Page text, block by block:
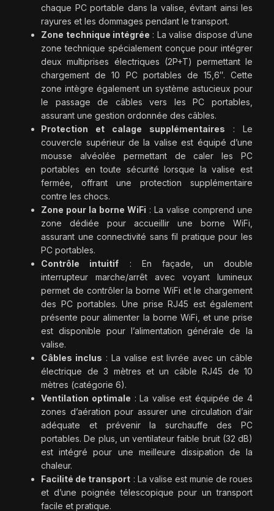
chaque PC portable dans la valise, évitant ainsi les
rayures et les dommages pendant le transport.
Zone technique intégrée : La valise dispose d’une
zone technique spécialement conçue pour intégrer
deux multiprises électriques (2P+T) permettant le
chargement de 10 PC portables de 15,6″. Cette
zone intègre également un système astucieux pour
le passage de câbles vers les PC portables,
assurant une gestion ordonnée des câbles.
Protection et calage supplémentaires : Le
couvercle supérieur de la valise est équipé d’une
mousse alvéolée permettant de caler les PC
portables en toute sécurité lorsque la valise est
fermée, offrant une protection supplémentaire
contre les chocs.
Zone pour la borne WiFi : La valise comprend une
zone dédiée pour accueillir une borne WiFi,
assurant une connectivité sans fil pratique pour les
PC portables.
Contrôle intuitif : En façade, un double
interrupteur marche/arrêt avec voyant lumineux
permet de contrôler la borne WiFi et le chargement
des PC portables. Une prise RJ45 est également
présente pour alimenter la borne WiFi, et une prise
est disponible pour l’alimentation générale de la
valise.
Câbles inclus : La valise est livrée avec un câble
électrique de 3 mètres et un câble RJ45 de 10
mètres (catégorie 6).
Ventilation optimale : La valise est équipée de 4
zones d’aération pour assurer une circulation d’air
adéquate et prévenir la surchauffe des PC
portables. De plus, un ventilateur faible bruit (32 dB)
est intégré pour une meilleure dissipation de la
chaleur.
Facilité de transport : La valise est munie de roues
et d’une poignée télescopique pour un transport
facile et pratique.